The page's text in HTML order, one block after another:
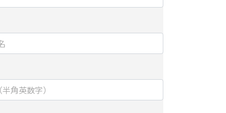
情報の開示/訂正/削除などを希望される場合
先】にご連絡ください。また、お手続きの詳
続き方法